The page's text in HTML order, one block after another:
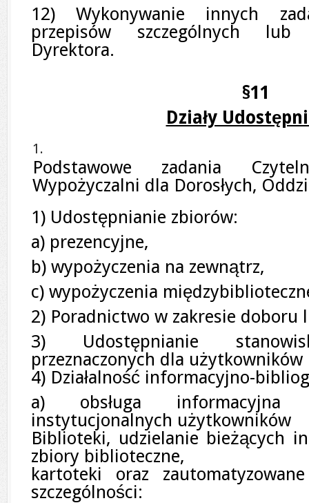
12) Wykonywanie innych
przepisów szczególnych lub
Dyrektora.
§11
Działy
Podstawowe zadania
Wypożyczalni dla Dorosłych,
1) Udostępnianie zbiorów:
a) prezencyjne,
b) wypożyczenia na zewnątrz,
c) wypożyczenia
2) Poradnictwo w zakresie doboru
3) Udostępnianie
przeznaczonych dla
4) Działalność informacyjno-
a) obsługa informacyjna
instytucjonalnych użytkowników
Biblioteki, udzielanie bieżących
zbiory biblioteczne,
kartoteki oraz
szczególności: